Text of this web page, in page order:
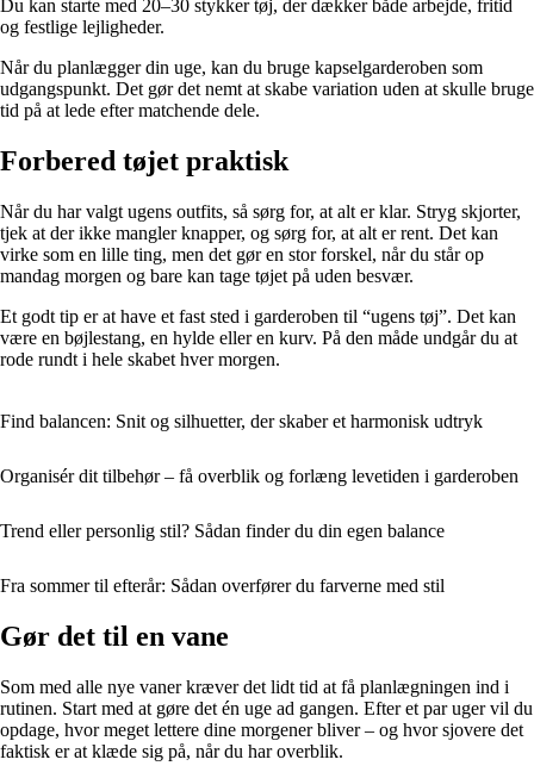
Du kan starte med 20–30 stykker tøj, der dækker både arbejde, fritid
og festlige lejligheder.
Når du planlægger din uge, kan du bruge kapselgarderoben som
udgangspunkt. Det gør det nemt at skabe variation uden at skulle bruge
tid på at lede efter matchende dele.
Forbered tøjet praktisk
Når du har valgt ugens outfits, så sørg for, at alt er klar. Stryg skjorter,
tjek at der ikke mangler knapper, og sørg for, at alt er rent. Det kan
virke som en lille ting, men det gør en stor forskel, når du står op
mandag morgen og bare kan tage tøjet på uden besvær.
Et godt tip er at have et fast sted i garderoben til “ugens tøj”. Det kan
være en bøjlestang, en hylde eller en kurv. På den måde undgår du at
rode rundt i hele skabet hver morgen.
Find balancen: Snit og silhuetter, der skaber et harmonisk udtryk
Organisér dit tilbehør – få overblik og forlæng levetiden i garderoben
Trend eller personlig stil? Sådan finder du din egen balance
Fra sommer til efterår: Sådan overfører du farverne med stil
Gør det til en vane
Som med alle nye vaner kræver det lidt tid at få planlægningen ind i
rutinen. Start med at gøre det én uge ad gangen. Efter et par uger vil du
opdage, hvor meget lettere dine morgener bliver – og hvor sjovere det
faktisk er at klæde sig på, når du har overblik.